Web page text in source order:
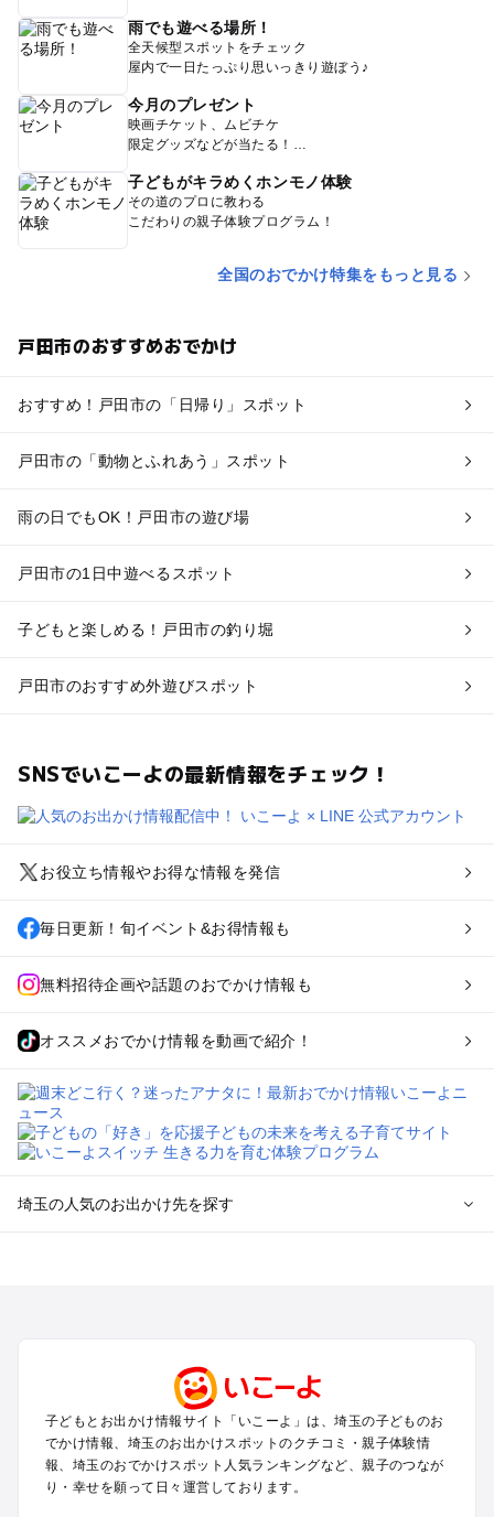
雨でも遊べる場所！
全天候型スポットをチェック
屋内で一日たっぷり思いっきり遊ぼう♪
今月のプレゼント
映画チケット、ムビチケ
限定グッズなどが当たる！
子どもがキラめくホンモノ体験
その道のプロに教わる
こだわりの親子体験プログラム！
全国のおでかけ特集をもっと見る
戸田市のおすすめおでかけ
おすすめ！戸田市の「日帰り」スポット
戸田市の「動物とふれあう」スポット
雨の日でもOK！戸田市の遊び場
戸田市の1日中遊べるスポット
子どもと楽しめる！戸田市の釣り堀
戸田市のおすすめ外遊びスポット
SNSでいこーよの最新情報をチェック！
お役立ち情報やお得な情報を発信
毎日更新！旬イベント&お得情報も
無料招待企画や話題のおでかけ情報も
オススメおでかけ情報を動画で紹介！
埼玉の人気のお出かけ先を探す
秩父・長瀞のプールお出かけ
川口・戸田・和光・朝霞のプールお出かけ
飯能・坂戸・東松山・日高のプールお出かけ
久喜・行田・加須・羽生のプールお出かけ
熊谷・太田・足利・古河のプールお出かけ
子どもとお出かけ情報サイト「いこーよ」は、埼玉の子どものお
でかけ情報、埼玉のお出かけスポットのクチコミ・親子体験情
報、埼玉のおでかけスポット人気ランキングなど、親子のつなが
り・幸せを願って日々運営しております。